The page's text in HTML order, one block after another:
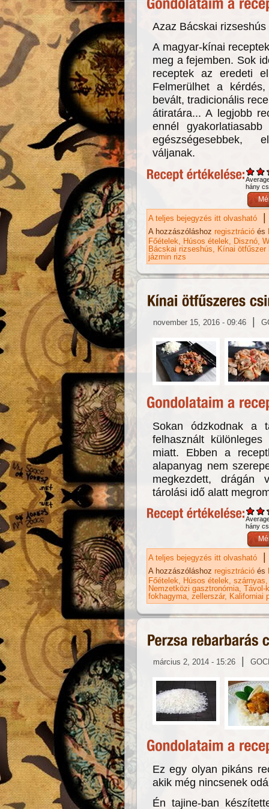
Azaz Bácskai
A magyar-kínai
meg a fejemben. Sok
receptek az eredeti
Felmerülhet a
bevált, tradicionális
átiratára... A legjobb
ennél
egészségesebbek,
váljanak.
hány
A teljes bejegyzés itt olvasható |
A hozzászóláshoz regisztráció és
Főételek
Húsos ételek Disznó
Bácskai rizseshús
Kínai ötfűszer
jázmin rizs
november 15, 2016 - 09:46 |
Sokan ódzkodnak a
felhasznált
miatt. Ebben a
alapanyag nem
megkezdett, drágán
tárolási idő alatt
hány
A teljes bejegyzés itt olvasható |
A hozzászóláshoz regisztráció és
Főételek
Húsos ételek szárnyas
Nemzetközi gasztronómia Távol-
fokhagyma zellerszár Kaliforniai
március 2, 2014 - 15:26 |
Ez egy olyan pikáns
akik még nincsenek
Én tajine-ban